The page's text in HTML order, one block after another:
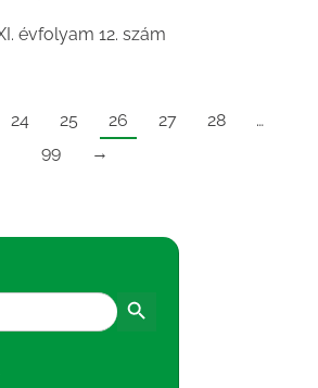
évfolyam 12. szám
24 25 26 27 28
…
99
→